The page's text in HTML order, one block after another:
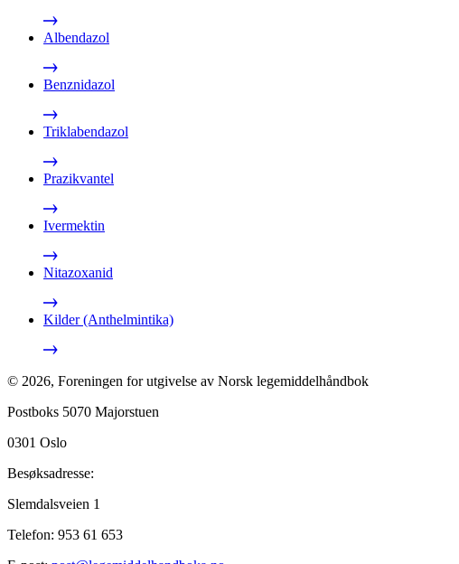
Albendazol
Benznidazol
Triklabendazol
Prazikvantel
Ivermektin
Nitazoxanid
Kilder (Anthelmintika)
© 2026, Foreningen for utgivelse av Norsk legemiddelhåndbok
Postboks 5070 Majorstuen
0301 Oslo
Besøksadresse:
Slemdalsveien 1
Telefon: 953 61 653